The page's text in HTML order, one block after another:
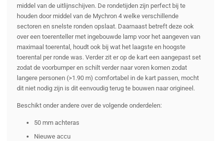
middel van de uitlijnschijven. De rondetijden zijn perfect bij te
houden door middel van de Mychron 4 welke verschillende
sectoren en snelste ronden opslaat. Daarnaast betreft deze ook
over een toerenteller met ingebouwde lamp voor het aangeven van
maximaal toerental, houdt ook bij wat het laagste en hoogste
toerental per ronde was. Verder zit er op de kart een aangepast set
zodat de voorbumper en schilt verder naar voren komen zodat
langere personen (>1.90 m) comfortabel in de kart passen, mocht
dit niet nodig zijn is dit eenvoudig terug te bouwen naar origineel.
Beschikt onder andere over de volgende onderdelen:
50 mm achteras
Nieuwe accu